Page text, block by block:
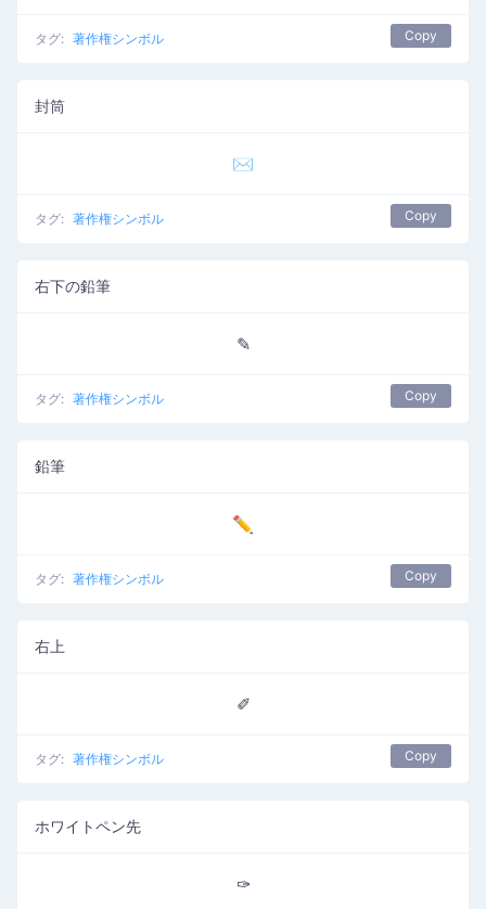
タグ: 著作権シンボル Copy
封筒
✉
タグ: 著作権シンボル Copy
右下の鉛筆
✎
タグ: 著作権シンボル Copy
鉛筆
✏
タグ: 著作権シンボル Copy
右上
✐
タグ: 著作権シンボル Copy
ホワイトペン先
✑